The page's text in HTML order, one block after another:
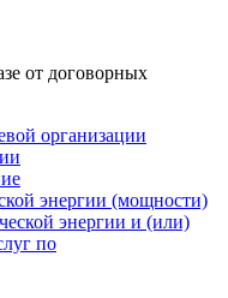
от договорных
организации
энергии (мощности)
энергии и (или)
по